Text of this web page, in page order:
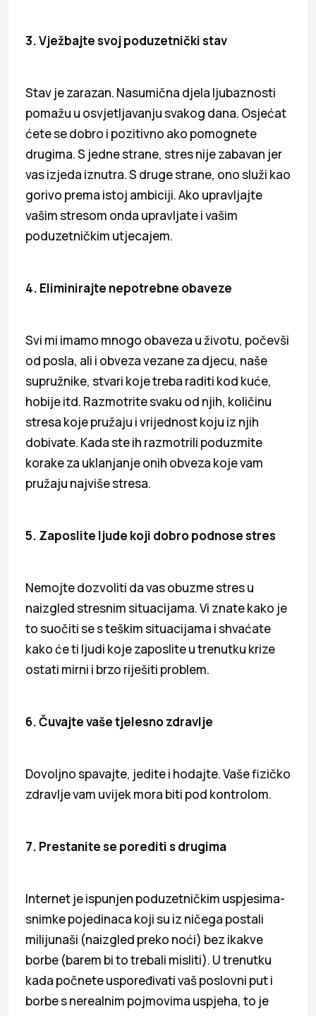
3. Vježbajte svoj poduzetnički stav
Stav je zarazan. Nasumična djela ljubaznosti
pomažu u osvjetljavanju svakog dana. Osjećat
ćete se dobro i pozitivno ako pomognete
drugima. S jedne strane, stres nije zabavan jer
vas izjeda iznutra. S druge strane, ono služi kao
gorivo prema istoj ambiciji. Ako upravljajte
vašim stresom onda upravljate i vašim
poduzetničkim utjecajem.
4. Eliminirajte nepotrebne obaveze
Svi mi imamo mnogo obaveza u životu, počevši
od posla, ali i obveza vezane za djecu, naše
supružnike, stvari koje treba raditi kod kuće,
hobije itd. Razmotrite svaku od njih, količinu
stresa koje pružaju i vrijednost koju iz njih
dobivate. Kada ste ih razmotrili poduzmite
korake za uklanjanje onih obveza koje vam
pružaju najviše stresa.
5. Zaposlite ljude koji dobro podnose stres
Nemojte dozvoliti da vas obuzme stres u
naizgled stresnim situacijama. Vi znate kako je
to suočiti se s teškim situacijama i shvaćate
kako će ti ljudi koje zaposlite u trenutku krize
ostati mirni i brzo riješiti problem.
6. Čuvajte vaše tjelesno zdravlje
Dovoljno spavajte, jedite i hodajte. Vaše fizičko
zdravlje vam uvijek mora biti pod kontrolom.
7. Prestanite se porediti s drugima
Internet je ispunjen poduzetničkim uspjesima-
snimke pojedinaca koji su iz ničega postali
milijunaši (naizgled preko noći) bez ikakve
borbe (barem bi to trebali misliti). U trenutku
kada počnete uspoređivati vaš poslovni put i
borbe s nerealnim pojmovima uspjeha, to je